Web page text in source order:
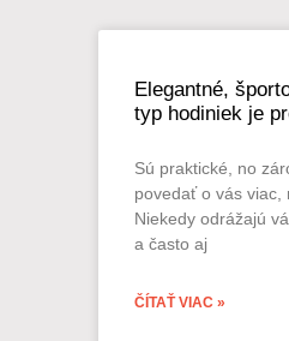
Elegantné,
typ hodiniek je
Sú praktické, no
povedať o vás viac,
Niekedy odrážajú
a často aj
ČÍTAŤ VIAC »